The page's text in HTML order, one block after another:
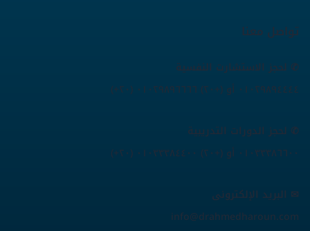
تواصل معنا
✆ لحجز الاستشارت النفسية
(+٢٠) ٠١٠٢٩٨٩٤٤٤٤ أو (+٢٠) ٠١٠٢٩٨٩٦٦٦٦
✆ لحجز الدورات التدريبية
(+٢٠) ٠١٠٣٣٣٨٦٦٠٠ أو (+٢٠) ٠١٠٣٣٣٨٤٤٠٠
✉ البريد الإلكترونى
info@drahmedharoun.com